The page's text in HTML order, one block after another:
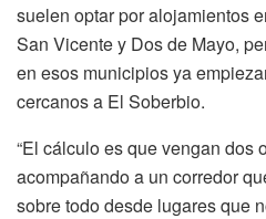
suelen optar por alojamientos
San Vicente y Dos de Mayo,
en esos municipios ya
cercanos a El Soberbio.
“El cálculo es que vengan dos
acompañando a un corredor
sobre todo desde lugares que